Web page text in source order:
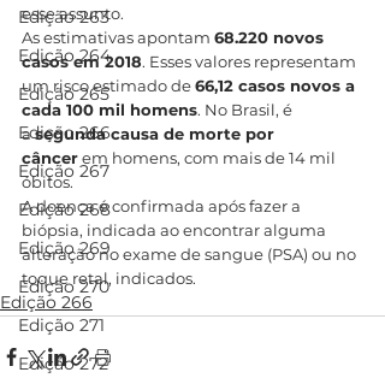
Edição 263
Edição 264
Edição 265
Edição 266
Edição 267
Edição 268
Edição 269
Edição 270
Edição 271
Edição 272
esse assunto.
As estimativas apontam 68.220 novos
casos em 2018. Esses valores representam
um risco estimado de 66,12 casos novos a
cada 100 mil homens. No Brasil, é
a segunda causa de morte por
câncer em homens, com mais de 14 mil
óbitos.
A doença é confirmada após fazer a
biópsia, indicada ao encontrar alguma
alteração no exame de sangue (PSA) ou no
toque retal, indicados.
Edição 266